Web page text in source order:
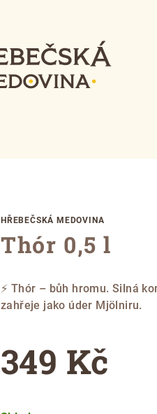
HŘEBEČSKÁ MEDOVINA
Thór 0,5 l
⚡ Thór – bůh hromu. Silná
zahřeje jako úder Mjölniru.
349 Kč
cena: